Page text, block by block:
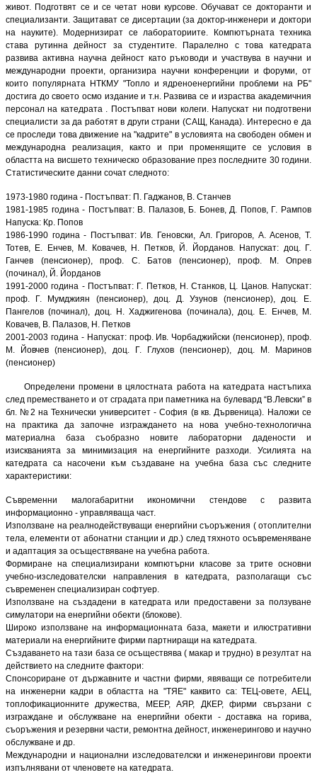
живот. Подготвят се и се четат нови курсове. Обучават се докторанти и
специализанти. Защитават се дисертации (за доктор-инженери и доктори
на науките). Модернизират се лабораториите. Компютърната техника
става рутинна дейност за студентите. Паралелно с това катедрата
развива активна научна дейност като ръководи и участвува в научни и
международни проекти, организира научни конференции и форуми, от
които популярната НТКМУ "Топло и ядреноенергийни проблеми на РБ"
достига до своето осмо издание и т.н. Развива се и израства академичния
персонал на катедрата . Постъпват нови колеги. Напускат ни подготвени
специалисти за да работят в други страни (САЩ, Канада). Интересно е да
се проследи това движение на "кадрите" в условията на свободен обмен и
международна реализация, както и при променящите се условия в
областта на висшето техническо образование през последните 30 години.
Статистическите данни сочат следното:
1973-1980 година - Постъпват: П. Гаджанов, В. Станчев
1981-1985 година - Постъпват: В. Палазов, Б. Бонев, Д. Попов, Г. Рампов
Напуска: Кр. Попов
1986-1990 година - Постъпват: Ив. Геновски, Ал. Григоров, А. Асенов, Т.
Тотев, Е. Енчев, М. Ковачев, Н. Петков, Й. Йорданов. Напускат: доц. Г.
Ганчев (пенсионер), проф. С. Батов (пенсионер), проф. М. Опрев
(починал), Й. Йорданов
1991-2000 година - Постъпват: Г. Петков, Н. Станков, Ц. Цанов. Напускат:
проф. Г. Мумджиян (пенсионер), доц. Д. Узунов (пенсионер), доц. Е.
Пангелов (починал), доц. Н. Хаджигенова (починала), доц. Е. Енчев, М.
Ковачев, В. Палазов, Н. Петков
2001-2003 година - Напускат: проф. Ив. Чорбаджийски (пенсионер), проф.
М. Йовчев (пенсионер), доц. Г. Глухов (пенсионер), доц. М. Маринов
(пенсионер)
Определени промени в цялостната работа на катедрата настъпиха
след преместването и от сградата при паметника на булевард “В.Левски” в
бл. №2 на Технически университет - София (в кв. Дървеница). Наложи се
на практика да започне изграждането на нова учебно-технологична
материална база съобразно новите лабораторни дадености и
изискванията за минимизация на енергийните разходи. Усилията на
катедрата са насочени към създаване на учебна база със следните
характеристики:
Съвременни малогабаритни икономични стендове с развита
информационно - управляваща част.
Използване на реалнодействуващи енергийни съоръжения ( отоплителни
тела, елементи от абонатни станции и др.) след тяхното осъвременяване
и адаптация за осъществяване на учебна работа.
Формиране на специализирани компютърни класове за трите основни
учебно-изследователски направления в катедрата, разполагащи със
съвременен специализиран софтуер.
Използване на създадени в катедрата или предоставени за ползуване
симулатори на енергийни обекти (блокове).
Широко използване на информационната база, макети и илюстративни
материали на енергийните фирми партниращи на катедрата.
Създаването на тази база се осъществява ( макар и трудно) в резултат на
действието на следните фактори:
Спонсориране от държавните и частни фирми, явяващи се потребители
на инженерни кадри в областта на "ТЯЕ" каквито са: ТЕЦ-овете, АЕЦ,
топлофикационните дружества, МЕЕР, АЯР, ДКЕР, фирми свързани с
изграждане и обслужване на енергийни обекти - доставка на горива,
съоръжения и резервни части, ремонтна дейност, инженерингово и научно
обслужване и др.
Международни и национални изследователски и инженерингови проекти
изпълнявани от членовете на катедрата.